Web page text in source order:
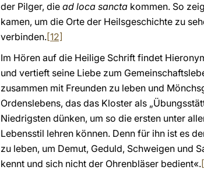
der Pilger, die ad loca sancta kommen. So
kamen, um die Orte der Heilsgeschichte zu
verbinden.[12]
Im Hören auf die Heilige Schrift findet
und vertieft seine Liebe zum
zusammen mit Freunden zu leben und
Ordenslebens, das das Kloster als
Niedrigsten dünken, um so die ersten unter
Lebensstil lehren können. Denn für ihn ist es
zu leben, um Demut, Geduld, Schweigen und
kennt und sich nicht der Ohrenbläser bedient«.